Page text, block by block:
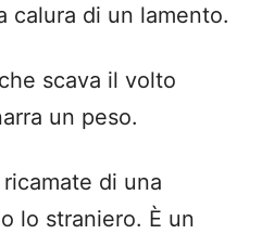
calura di un lamento.
scava il volto
un peso.
di una
lo straniero. È un